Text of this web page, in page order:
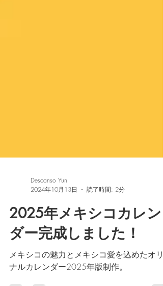
Descanso Yun
2024年10月13日
読了時間: 2分
2025年メキシコカレン